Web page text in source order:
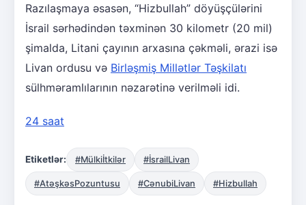
Razılaşmaya əsasən, “Hizbullah” döyüşçülərini
İsrail sərhədindən təxminən 30 kilometr (20 mil)
şimalda, Litani çayının arxasına çəkməli, ərazi isə
Livan ordusu və Birləşmiş Millətlər Təşkilatı
sülhməramlılarının nəzarətinə verilməli idi.
24 saat
Etiketlər: #Mülkiİtkilər #İsrailLivan
#AtəşkəsPozuntusu #CənubiLivan #Hizbullah